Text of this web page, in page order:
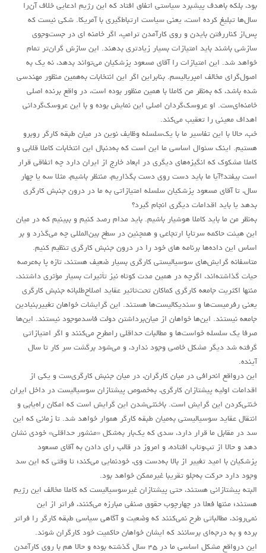
بود، بلکه باهدف پیشبرد سیاستی اتفاق افتاد که این رژیم ادعایی خلاف آن‌را
سال‌ها تبلیغ کرده است، یعنی سیاست ارتباط‌گیری با آمریکا. شکی نیست که
پس‌از کناررفتن بایدن و روی کارآمدن ترامپ، اگر خامنه ای در جست‌وجوی
سازشی باشند باید امتیازات بسیار زیاد‌تری بدهند. این سازش گران‌تر تمام
خواهد شد. این امتیازات را آقای مسعود پزشکیان می‌تواند بدهد، نه یک به‌
اصول‌گرای مخالف امپریالیسم. بنابراین اگر این انتخابات به‌همین منظور مهندسی
شده باشد، که به‌نظر من کاملا با همین منظور بوده است، در واقع برنده اصلی
خامنه‌ای‌ست. او عروسک‌گردان اصلی این نمایش بوده و با این عروسک‌گردانی
اهداف معینی را تعقیب می‌کند.
خب، حالا با این تفاسیر ما با یک‌سلسله وظایف نوین در میان طبقه کارگر روبرو
هستیم. اینک سئوال اساسی ما این است که به‌دنبال این انتخابات کاملا قلابی و
کاملا مشکوک که انگیزه‌های دیگری در ابعاد خارج از ایران دارد چه اتفاقی قرار
است بیفتد؟آیا ما باید دست روی دست بگذاریم، منتظر باشیم، مثلا سه یا چهار
سال، تا آقای مسعود پزشکیان سلسله امتیازاتی به ما در درون جنبش کارگری
بدهد یا باید اقدامات دیگری انجام گیرد؟
به‌نظر من ما باید کاملا هوشیار باشیم. باید مدام رصد کنیم و ببینیم که در میان
این هیئت حاکمه سرتاپا ارتجاعی و همچنین در سطح بین‌المللی چه می‌گذرد و بر
اساس این داده‌ها برنامه های‌ خود را در درون جنبش کارگری تنظیم کنیم.
متاسفانه گرایش‌های‌ سوسیالیستی کارگری بسیار ضعیف هستند، تازه پا به‌عرصه
حیات گذاشته‌اند، اگرچه در همین مدت کوتاه نیز تأثیرات بسیار مؤثری داشتند،
منتها اکثریت جامعه کارگری‌ کماکان تحت‌تاثیر عقاید اصلاح‌طلبانه جنبش کارگری
یعنی رفرمیست‌ها و سندیکالیست‌ها هستند. این گرایشات خواهان تغییربنیادین
جامعه نیستند. این‌ها خواهان از میان‌برداشتن دولت فاسدموجود نیستند. این‌ها
صرفا یک سلسله خواست‌ها و مطالبات حداقلی رامطرح می‌کنند و اگر امتیازاتی
گرفته شد دیگر مشکل خاصی وجود ندارد، و می‌شود برگشت سرِ کار تا سال
آینده.
این در‌واقع انحرافی در میان کارگران، در میان جنبش کارگری‌ست و یکی از
اقدامات اولیه پیشتازان کارگری، به‌خصوص پیشتازان سوسیالیست در داخل ایران
خنثی‌کردن این گرایش است. باخنثی‌شدن این گرایش است که امکان راه‌یابی و
انتقال عقاید سوسیالیستی به‌میان طبقه کارگر هموار خواهد شد. تا زمانی که این
سد در مقابل ما قرار دارد، سدی که یک‌بار به‌شکل «منشور حداقلی» خودی نشان
دهد و حالا از تب‌وتاب افتاده، و امروز در قالب رای دادن به آقای مسعود
پزشکیان با امید تغییر از بالا به‌دست وی، خودنمایی می‌کند؛ تا وقتی که این سد
وجود دارد حرکت به‌جلو تقریبا غیرممکن خواهد بود.
البته پیشتازانی هستند، حتی پیشتازان غیرسوسیالیست که کاملا مخالف این رژیم
هستند؛ منتها فعلا در چهارچوب حقوق صنفی مبارزه می‌کنند، فراتر از این
نمی‌روند، مطالباتی طرح نمی‌کنند که وضعیت و آگاهی سیاسی طبقه کارگر را فراتر
برده و به درجه‌ای برسانند که ایشان خواهان حاکمیت خود کارگران شوند.
این درواقع مشکل اساسی ما در ۴۵ سال گذشته بوده و حالا هم با روی کارآمدن